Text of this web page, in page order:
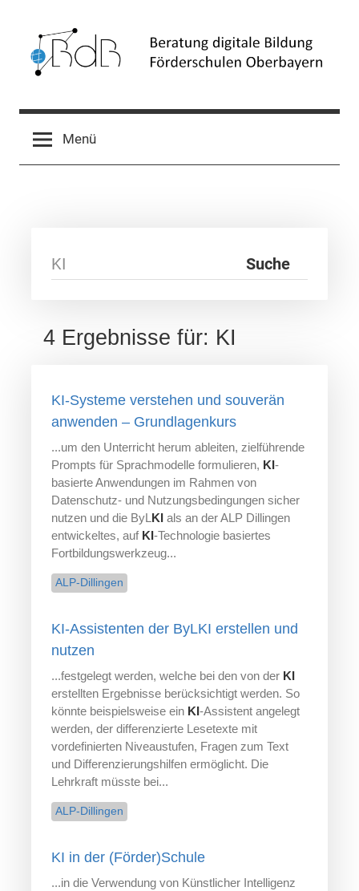
springen
Beratung
digitale
Menü
4 Ergebnisse für: KI
KI-Systeme verstehen und souverän
anwenden – Grundlagenkurs
...um den Unterricht herum ableiten, zielführende
Prompts für Sprachmodelle formulieren, KI-
basierte Anwendungen im Rahmen von
Datenschutz- und Nutzungsbedingungen sicher
nutzen und die ByL KI als an der ALP Dillingen
entwickeltes, auf KI-Technologie basiertes
Fortbildungswerkzeug...
ALP-Dillingen
KI-Assistenten der ByLKI erstellen und
nutzen
...festgelegt werden, welche bei den von der KI
erstellten Ergebnisse berücksichtigt werden. So
könnte beispielsweise ein KI-Assistent angelegt
werden, der differenzierte Lesetexte mit
vordefinierten Niveaustufen, Fragen zum Text
und Differenzierungshilfen ermöglicht. Die
Lehrkraft müsste bei...
ALP-Dillingen
KI in der (Förder)Schule
...in die Verwendung von Künstlicher Intelligenz